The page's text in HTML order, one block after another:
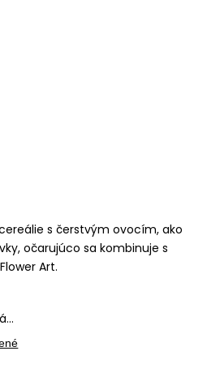
s čerstvým ovocím, ako
očarujúco sa kombinuje s
Art.